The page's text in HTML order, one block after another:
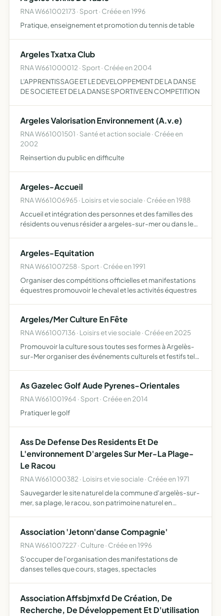
RNA W661002173 · Sport · Créée en 1996
Pratique, enseignement et promotion du tennis de table
Argeles Txatxa Club
RNA W661000012 · Sport · Créée en 2004
L'APPRENTISSAGE ET LE DEVELOPPEMENT DE LA DANSE
DE SOCIETE ET DE LA DANSE SPORTIVE EN COMPETITION
Argeles Valorisation Environnement (A.v.e)
RNA W661001501 · Santé et action sociale · Créée en
2002
Reinsertion du public en difficulte
Argeles-Accueil
RNA W661006965 · Loisirs et vie sociale · Créée en 1988
Accueil et intégration des personnes et des familles des
résidents ou venus résider a argeles-sur-mer ou dans le
Argeles-Equitation
RNA W661007258 · Sport · Créée en 1991
Organiser des compétitions officielles et manifestations
équestres promouvoir le cheval et les activités équestres
Argeles/Mer Culture En Fête
RNA W661007136 · Loisirs et vie sociale · Créée en 2025
Promouvoir la culture sous toutes ses formes à Argelès-
sur-Mer organiser des événements culturels et festifs tels
As Gazelec Golf Aude Pyrenes-Orientales
RNA W661001964 · Sport · Créée en 2014
Pratiquer le golf
Ass De Defense Des Residents Et De
L'environnement D'argeles Sur Mer-La Plage-
Le Racou
RNA W661000382 · Loisirs et vie sociale · Créée en 1971
Sauvegarder le site naturel de la commune d'argelès-sur-
mer, sa plage, le racou, son patrimoine naturel en
se…
Association 'Jetonn'danse Compagnie'
RNA W661007227 · Culture · Créée en 1996
S'occuper de l'organisation des manifestations de
danses telles que cours, stages, spectacles
Association Affsbjmxfd De Création, De
Recherche, De Développement Et D'utilisation